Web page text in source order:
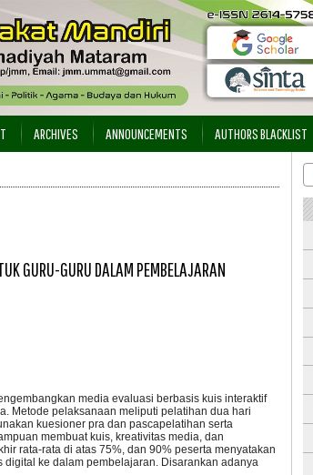
ARCHIVES ANNOUNCEMENTS AUTHORS BLACKLIST
GURU-GURU DALAM PEMBELAJARAN
media evaluasi berbasis kuis interaktif
Metode pelaksanaan meliputi pelatihan dua hari
kuesioner pra dan pascapelatihan serta
membuat kuis, kreativitas media, dan
rata-rata di atas 75%, dan 90% peserta menyatakan
ke dalam pembelajaran. Disarankan adanya